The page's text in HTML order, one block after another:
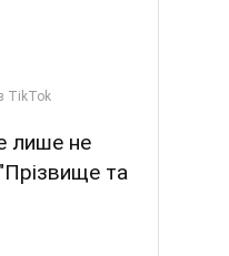
лише не
та